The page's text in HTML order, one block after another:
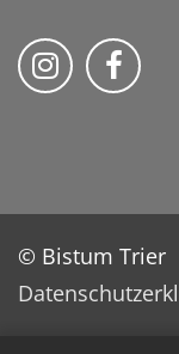
Bistum
© Bistum Trier